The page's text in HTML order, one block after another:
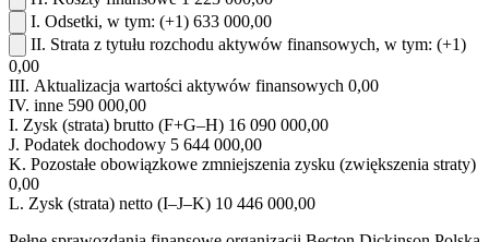
I. Odsetki, w tym: (+1) 633 000,00
II. Strata z tytułu rozchodu aktywów finansowych, w tym: (+1)
0,00
III. Aktualizacja wartości aktywów finansowych 0,00
IV. inne 590 000,00
I. Zysk (strata) brutto (F+G–H) 16 090 000,00
J. Podatek dochodowy 5 644 000,00
K. Pozostałe obowiązkowe zmniejszenia zysku (zwiększenia straty)
0,00
L. Zysk (strata) netto (I–J–K) 10 446 000,00